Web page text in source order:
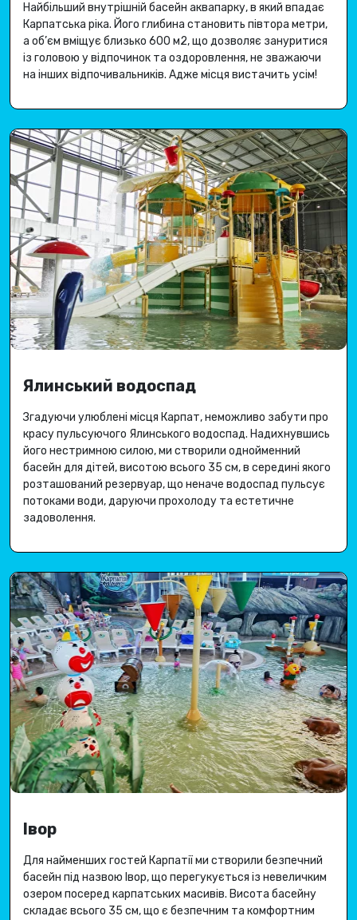
Найбільший внутрішній басейн аквапарку, в який впадає
Карпатська ріка. Його глибина становить півтора метри,
а об’єм вміщує близько 600 м2, що дозволяє зануритися
із головою у відпочинок та оздоровлення, не зважаючи
на інших відпочивальників. Адже місця вистачить усім!
Ялинський водоспад
Згадуючи улюблені місця Карпат, неможливо забути про
красу пульсуючого Ялинського водоспад. Надихнувшись
його нестримною силою, ми створили однойменний
басейн для дітей, висотою всього 35 см, в середині якого
розташований резервуар, що неначе водоспад пульсує
потоками води, даруючи прохолоду та естетичне
задоволення.
Івор
Для найменших гостей Карпатії ми створили безпечний
басейн під назвою Івор, що перегукується із невеличким
озером посеред карпатських масивів. Висота басейну
складає всього 35 см, що є безпечним та комфортним